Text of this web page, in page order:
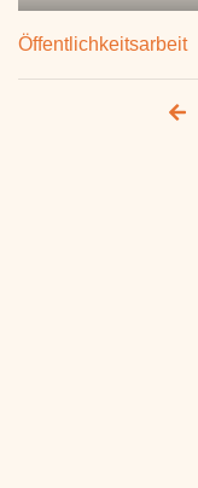
Öffentlichkeitsarbeit